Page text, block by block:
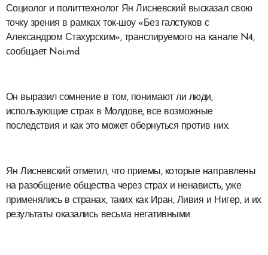
Социолог и политтехнолог Ян Лисневский высказал свою
точку зрения в рамках ток-шоу «Без галстуков с
Александром Стахурским», транслируемого на канале N4,
сообщает Noi.md.
Он выразил сомнение в том, понимают ли люди,
использующие страх в Молдове, все возможные
последствия и как это может обернуться против них.
Ян Лисневский отметил, что приемы, которые направлены
на разобщение общества через страх и ненависть, уже
применялись в странах, таких как Иран, Ливия и Нигер, и их
результаты оказались весьма негативными.